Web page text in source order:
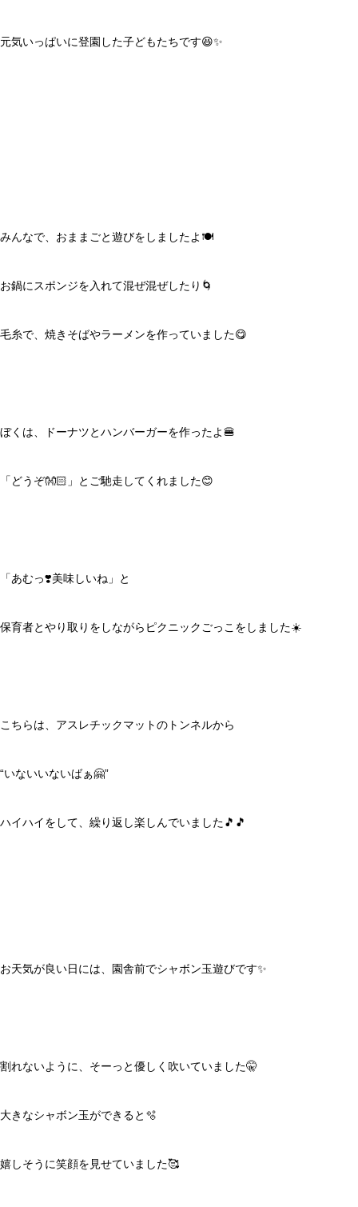
元気いっぱいに登園した子どもたちです😆✨
みんなで、おままごと遊びをしましたよ🍽️
お鍋にスポンジを入れて混ぜ混ぜしたり🌀
毛糸で、焼きそばやラーメンを作っていました😋
ぼくは、ドーナツとハンバーガーを作ったよ🍔
「どうぞ👐🏻」とご馳走してくれました😊
「あむっ❣️美味しいね」と
保育者とやり取りをしながらピクニックごっこをしました☀️
こちらは、アスレチックマットのトンネルから
“いないいないばぁ🤗”
ハイハイをして、繰り返し楽しんでいました🎵🎵
お天気が良い日には、園舎前でシャボン玉遊びです✨
割れないように、そーっと優しく吹いていました🤫
大きなシャボン玉ができると🫧
嬉しそうに笑顔を見せていました🥰